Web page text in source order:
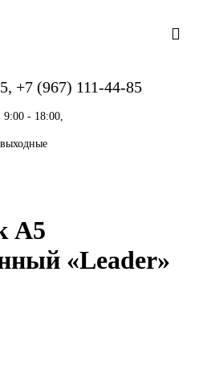
+7 (967) 111-44-85
- 18:00,
А5
«Leader»